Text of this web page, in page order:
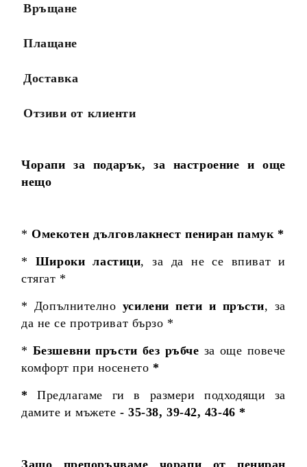
Връщане
Плащане
Доставка
Отзиви от клиенти
Чорапи за подарък, за настроение и още
нещо
*Омекотен дълговлакнест пениран памук *
* Широки ластици, за да не се впиват и
стягат *
* Допълнително усилени пети и пръсти, за
да не се протриват бързо *
* Безшевни пръсти без ръбче за още повече
комфорт при носенето *
*Предлагаме ги в размери подходящи за
дамите и мъжете - 35-38, 39-42, 43-46 *
Защо препоръчваме чорапи от пениран